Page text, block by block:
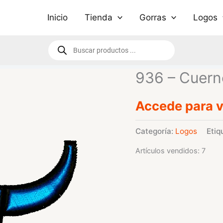
Inicio Tienda Gorras Logos
Búsqueda
de
936 –
Accede para
Categoría: Logos
Artículos vendidos: 7